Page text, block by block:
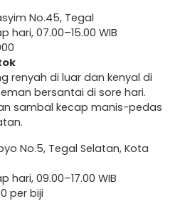
No.45, Tegal
hari, 07.00–15.00 WIB
renyah di luar dan kenyal di
bersantai di sore hari.
sambal kecap manis-pedas
No.5, Tegal Selatan, Kota
hari, 09.00–17.00 WIB
per biji